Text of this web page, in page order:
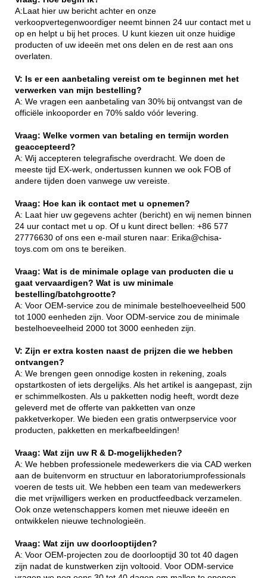
A:Laat hier uw bericht achter en onze
verkoopvertegenwoordiger neemt binnen 24 uur contact met u
op en helpt u bij het proces. U kunt kiezen uit onze huidige
producten of uw ideeën met ons delen en de rest aan ons
overlaten.
V: Is er een aanbetaling vereist om te beginnen met het
verwerken van mijn bestelling?
A: We vragen een aanbetaling van 30% bij ontvangst van de
officiële inkooporder en 70% saldo vóór levering.
Vraag: Welke vormen van betaling en termijn worden
geaccepteerd?
A: Wij accepteren telegrafische overdracht. We doen de
meeste tijd EX-werk, ondertussen kunnen we ook FOB of
andere tijden doen vanwege uw vereiste.
Vraag: Hoe kan ik contact met u opnemen?
A: Laat hier uw gegevens achter (bericht) en wij nemen binnen
24 uur contact met u op. Of u kunt direct bellen: +86 577
27776630 of ons een e-mail sturen naar: Erika@chisa-
toys.com om ons te bereiken.
Vraag: Wat is de minimale oplage van producten die u
gaat vervaardigen? Wat is uw minimale
bestelling/batchgrootte?
A: Voor OEM-service zou de minimale bestelhoeveelheid 500
tot 1000 eenheden zijn. Voor ODM-service zou de minimale
bestelhoeveelheid 2000 tot 3000 eenheden zijn.
V: Zijn er extra kosten naast de prijzen die we hebben
ontvangen?
A: We brengen geen onnodige kosten in rekening, zoals
opstartkosten of iets dergelijks. Als het artikel is aangepast, zijn
er schimmelkosten. Als u pakketten nodig heeft, wordt deze
geleverd met de offerte van pakketten van onze
pakketverkoper. We bieden een gratis ontwerpservice voor
producten, pakketten en merkafbeeldingen!
Vraag: Wat zijn uw R & D-mogelijkheden?
A: We hebben professionele medewerkers die via CAD werken
aan de buitenvorm en structuur en laboratoriumprofessionals
voeren de tests uit. We hebben een team van medewerkers
die met vrijwilligers werken en productfeedback verzamelen.
Ook onze wetenschappers komen met nieuwe ideeën en
ontwikkelen nieuwe technologieën.
Vraag: Wat zijn uw doorlooptijden?
A: Voor OEM-projecten zou de doorlooptijd 30 tot 40 dagen
zijn nadat de kunstwerken zijn voltooid. Voor ODM-service